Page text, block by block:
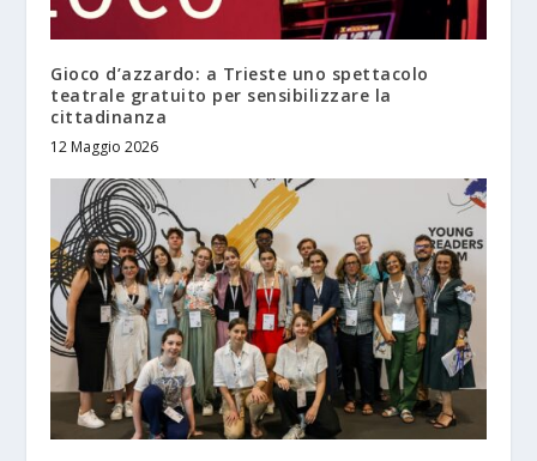
Gioco d’azzardo: a Trieste uno spettacolo
teatrale gratuito per sensibilizzare la
cittadinanza
12 Maggio 2026